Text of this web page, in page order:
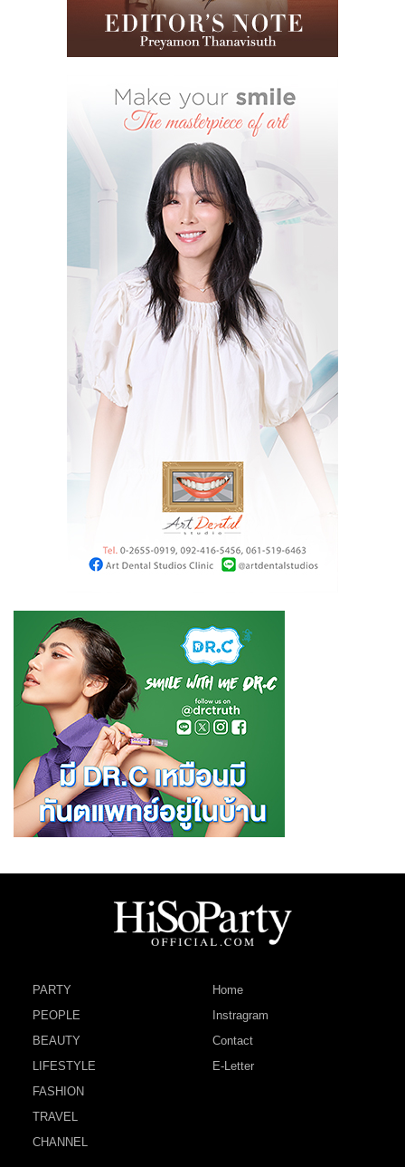
PARTY
PEOPLE
BEAUTY
LIFESTYLE
FASHION
TRAVEL
CHANNEL
Home
Instragram
Contact
E-Letter